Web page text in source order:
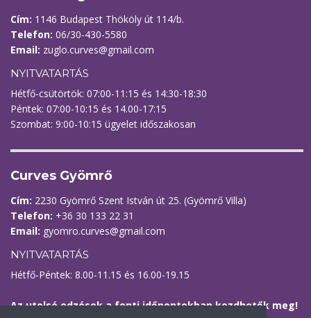
Cím: 1146 Budapest Thököly út 114/b.
Telefon: 06/30-430-5580
Email: zuglo.curves@gmail.com
NYITVATARTÁS
Hétfő-csütörtök: 07:00-11:15 és 14:30-18:30
Péntek: 07:00-10:15 és 14.00-17:15
Szombat: 9:00-10:15 ügyelet időszakosan
Curves Gyömrő
Cím: 2230 Gyömrő Szent István út 25. (Gyömrő Villa)
Telefon: +36 30 133 22 31
Email: gyomro.curves@gmail.com
NYITVATARTÁS
Hétfő-Péntek: 8.00-11.15 és 16.00-19.15
Az utolsó edzések a fenti időpontokban kezdhetők meg!